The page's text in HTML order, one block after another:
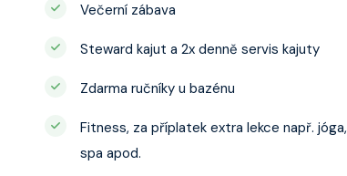
Večerní zábava
Steward kajut a 2x denně servis kajuty
Zdarma ručníky u bazénu
Fitness, za příplatek extra lekce např. jóga,
spa apod.